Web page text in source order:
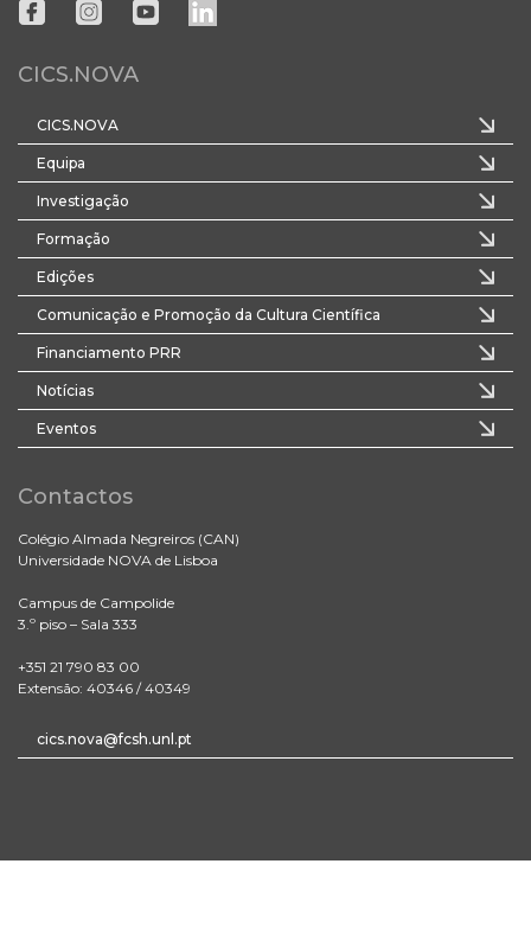
CICS.NOVA
CICS.NOVA
Equipa
Investigação
Formação
Edições
Comunicação e Promoção da Cultura Científica
Financiamento PRR
Notícias
Eventos
Contactos
Colégio Almada Negreiros (CAN)
Universidade NOVA de Lisboa
Campus de Campolide
3.º piso – Sala 333
+351 21 790 83 00
Extensão: 40346 / 40349
cics.nova@fcsh.unl.pt